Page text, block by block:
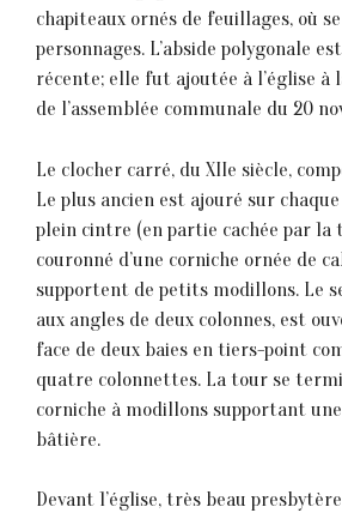
chapiteaux ornés de feuillages, où
personnages. L’abside polygonale
récente; elle fut ajoutée à l’église à
de l’assemblée communale du 20
Le clocher carré, du XIIe siècle,
Le plus ancien est ajouré sur chaque
plein cintre (en partie cachée par 1a
couronné d’une corniche ornée de
supportent de petits modillons. Le
aux angles de deux colonnes, est
face de deux baies en tiers-point
quatre colonnettes. La tour se
corniche à modillons supportant
bâtière.
Devant 1’ég1ise, très beau